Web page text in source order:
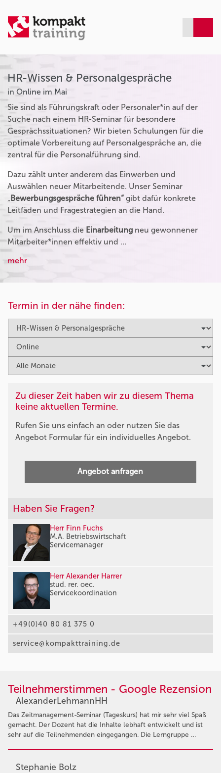
HR-Wissen & Personalgespräche
in Online im Mai
Sie sind als Führungskraft oder Personaler*in auf der
Suche nach einem HR-Seminar für besondere
Gesprächssituationen? Wir bieten Schulungen für die
optimale Vorbereitung auf Personalgespräche an, die
zentral für die Personalführung sind.
Dazu zählt unter anderem das Einwerben und
Auswählen neuer Mitarbeitende. Unser Seminar
„Bewerbungsgespräche führen“ gibt dafür konkrete
Leitfäden und Fragestrategien an die Hand.
Um im Anschluss die Einarbeitung neu gewonnener
Mitarbeiter*innen effektiv und …
mehr
Termin in der nähe finden:
Zu dieser Zeit haben wir zu diesem Thema
keine aktuellen Termine.
Rufen Sie uns einfach an oder nutzen Sie das
Angebot Formular für ein individuelles Angebot.
Angebot anfragen
Haben Sie Fragen?
Herr Finn Fuchs
M.A. Betriebswirtschaft
Servicemanager
Herr Alexander Harrer
stud. rer. oec.
Servicekoordination
+49(0)40 80 81 375 0
service@kompakttraining.de
Teilnehmerstimmen - Google Rezension
AlexanderLehmannHH
Das Zeitmanagement-Seminar (Tageskurs) hat mir sehr viel Spaß
gemacht. Der Dozent hat die Inhalte lebhaft entwickelt und ist
sehr auf die Teilnehmenden eingegangen. Die Lerngruppe …
Stephanie Bolz